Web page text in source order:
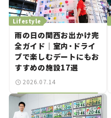
Lifestyle
雨の日の関西お出かけ完
全ガイド｜室内・ドライ
ブで楽しむデートにもお
すすめの施設17選
2026.07.14